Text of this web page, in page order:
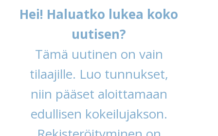
Hei! Haluatko lukea koko
uutisen?
Tämä uutinen on vain
tilaajille. Luo tunnukset,
niin pääset aloittamaan
edullisen kokeilujakson.